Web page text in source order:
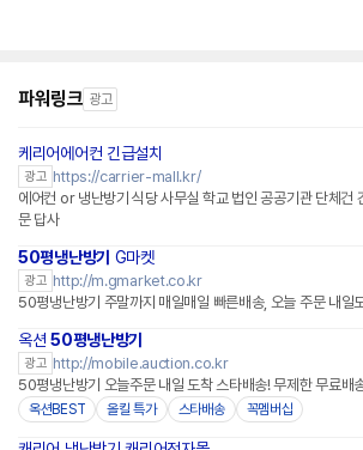
파워링크 광고
케리어에어컨 긴급설치
광고 https://carrier-mall.kr/
에어컨 or 냉난방기 식당 사무실 학교 법인 공공기관 단체건
문 답사
50평냉난방기 G마켓
광고 http://m.gmarket.co.kr
50평냉난방기 주말까지 매일매일 빠른배송, 오늘 주문 내일
옥션50평냉난방기
광고 http://mobile.auction.co.kr
50평냉난방기 오늘주문 내일 도착 스타배송! 무제한 무료배
옥션BEST 올킬 특가 스타배송 꼭멤버십